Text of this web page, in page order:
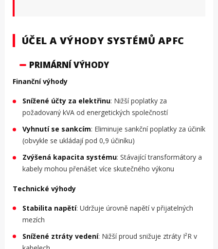
ÚČEL A VÝHODY SYSTÉMŮ APFC
PRIMÁRNÍ VÝHODY
Finanční výhody
Snížené účty za elektřinu: Nižší poplatky za
požadovaný kVA od energetických společností
Vyhnutí se sankcím: Eliminuje sankční poplatky za účiník
(obvykle se ukládají pod 0,9 účiníku)
Zvýšená kapacita systému: Stávající transformátory a
kabely mohou přenášet více skutečného výkonu
Technické výhody
Stabilita napětí: Udržuje úrovně napětí v přijatelných
mezích
Snížené ztráty vedení: Nižší proud snižuje ztráty I²R v